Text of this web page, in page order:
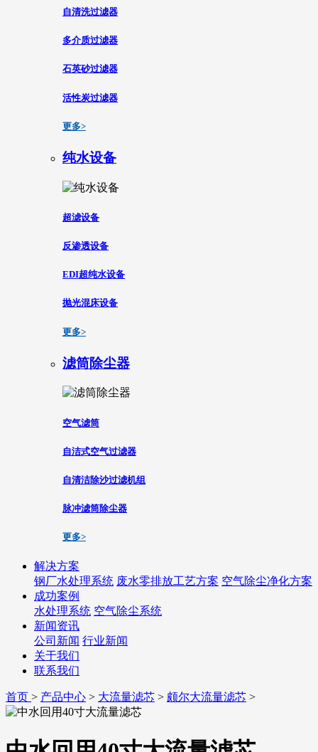
自清洗过滤器
多介质过滤器
石英砂过滤器
活性炭过滤器
更多>
纯水设备
超滤设备
反渗透设备
EDI超纯水设备
抛光混床设备
更多>
滤筒除尘器
空气滤筒
自洁式空气过滤器
自清洁除沙过滤机组
脉冲滤筒除尘器
更多>
解决方案
钢厂水处理系统 废水零排放工艺方案 空气除尘净化方案
成功案例
水处理系统 空气除尘系统
新闻资讯
公司新闻 行业新闻
关于我们
联系我们
首页 > 产品中心 > 大流量滤芯 > 颇尔大流量滤芯 >